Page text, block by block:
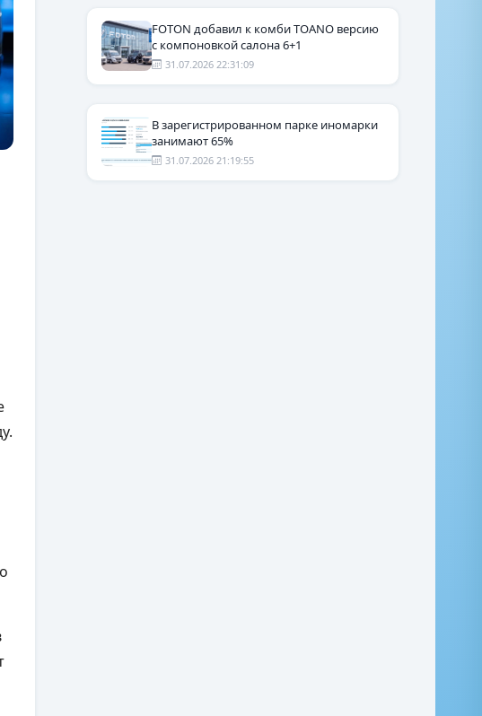
FOTON добавил к комби TOANO версию
с компоновкой салона 6+1
31.07.2026 22:31:09
В зарегистрированном парке иномарки
занимают 65%
31.07.2026 21:19:55